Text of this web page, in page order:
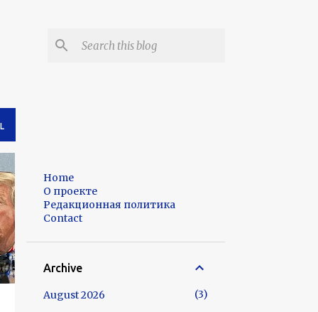
Home
О проекте
Редакционная политика
Contact
Archive
August 2026
3